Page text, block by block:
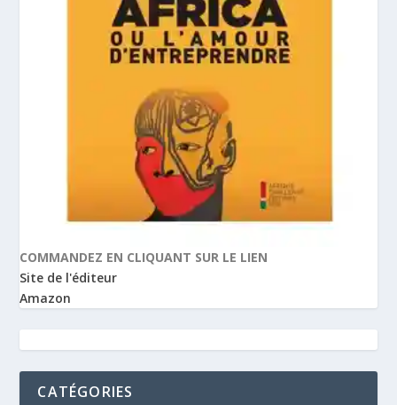
COMMANDEZ EN CLIQUANT SUR LE LIEN
Site de l'éditeur
Amazon
CATÉGORIES